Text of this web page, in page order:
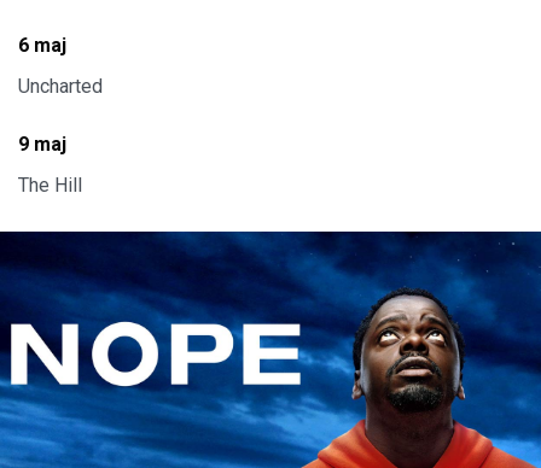
6 maj
Uncharted
9 maj
The Hill